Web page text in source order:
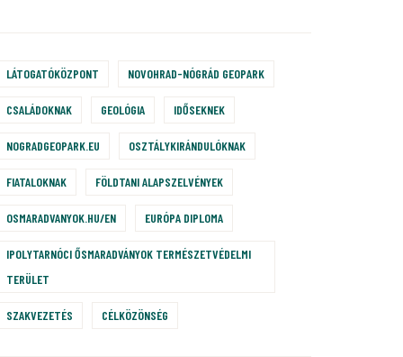
LÁTOGATÓKÖZPONT NOVOHRAD-NÓGRÁD GEOPARK
CSALÁDOKNAK GEOLÓGIA IDŐSEKNEK
NOGRADGEOPARK.EU OSZTÁLYKIRÁNDULÓKNAK
FIATALOKNAK FÖLDTANI ALAPSZELVÉNYEK
OSMARADVANYOK.HU/EN EURÓPA DIPLOMA
IPOLYTARNÓCI ŐSMARADVÁNYOK TERMÉSZETVÉDELMI
TERÜLET
SZAKVEZETÉS CÉLKÖZÖNSÉG